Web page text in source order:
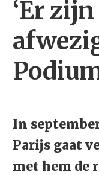
‘Er
In
Parijs gaat
met hem de